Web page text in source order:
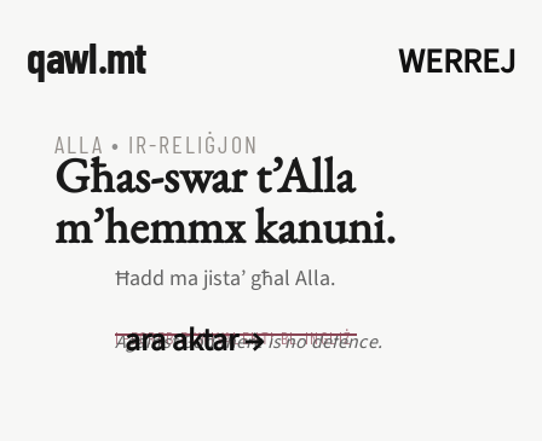
qawl.mt WERREJ
ALLA • IR‑RELIĠJON
Għas‑swar t’Alla
m’hemmx kanuni.
Ħadd ma jista’ għal Alla.
L‑EQREB EKWIVALENTI BL‑INGLIŻ
Against God there is no defence.
ara aktar →